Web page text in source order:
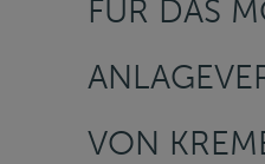
FÜR DAS
VON